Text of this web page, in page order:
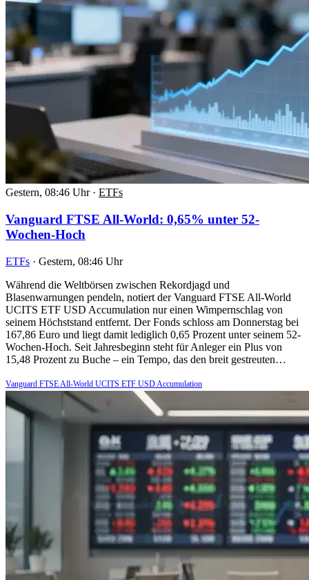
Gestern, 08:46 Uhr · ETFs
Vanguard FTSE All-World: 0,65% unter 52-
Wochen-Hoch
ETFs · Gestern, 08:46 Uhr
Während die Weltbörsen zwischen Rekordjagd und
Blasenwarnungen pendeln, notiert der Vanguard FTSE All-World
UCITS ETF USD Accumulation nur einen Wimpernschlag von
seinem Höchststand entfernt. Der Fonds schloss am Donnerstag bei
167,86 Euro und liegt damit lediglich 0,65 Prozent unter seinem 52-
Wochen-Hoch. Seit Jahresbeginn steht für Anleger ein Plus von
15,48 Prozent zu Buche – ein Tempo, das den breit gestreuten…
Vanguard FTSE All-World UCITS ETF USD Accumulation